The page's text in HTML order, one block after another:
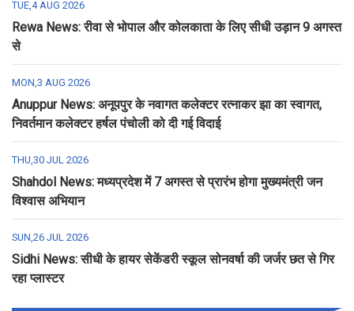
TUE,4 AUG 2026
Rewa News: रीवा से भोपाल और कोलकाता के लिए सीधी उड़ान 9 अगस्त
से
MON,3 AUG 2026
Anuppur News: अनूपपुर के नवागत कलेक्टर रत्नाकर झा का स्वागत,
निवर्तमान कलेक्टर हर्षल पंचोली को दी गई विदाई
THU,30 JUL 2026
Shahdol News: मध्यप्रदेश में 7 अगस्त से प्रारंभ होगा मुख्यमंत्री जन
विश्वास अभियान
SUN,26 JUL 2026
Sidhi News: सीधी के हायर सेकेंडरी स्कूल सोनवर्षा की जर्जर छत से गिर
रहा प्लास्टर